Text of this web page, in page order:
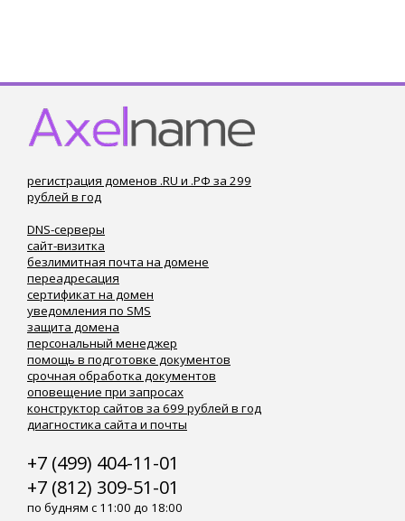
регистрация доменов .RU и .РФ за 299
рублей в год
DNS-серверы
сайт-визитка
безлимитная почта на домене
переадресация
сертификат на домен
уведомления по SMS
защита домена
персональный менеджер
помощь в подготовке документов
срочная обработка документов
оповещение при запросах
конструктор сайтов за 699 рублей в год
диагностика сайта и почты
+7 (499) 404-11-01
+7 (812) 309-51-01
по будням с 11:00 до 18:00